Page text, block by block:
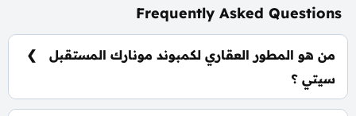
Frequently Asked Questions
من هو المطور العقاري لكمبوند مونارك المستقبل
سيتي ؟
شركة رويال للتطوير العقاري Royal Developments.